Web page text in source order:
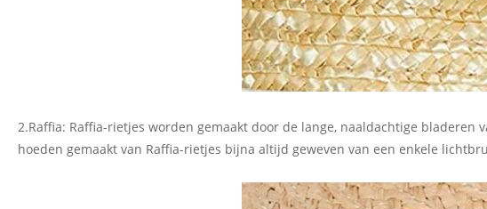
2.Raffia: Raffia-rietjes worden gemaakt door de lange, naaldachtige
hoeden gemaakt van Raffia-rietjes bijna altijd geweven van een enkele